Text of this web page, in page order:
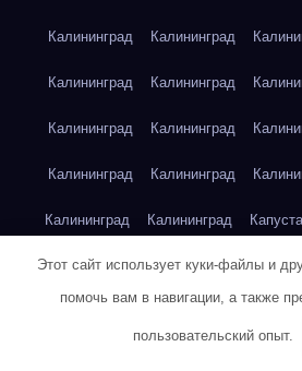
Калининград Калининград
Калининград Калининград
Калининград Калининград
Калининград Калининград
Калининград Калининград Капуста
Капуста Капуста Капуста
Этот сайт использует куки-файлы и
помочь вам в навигации, а также
пользовательский опыт.